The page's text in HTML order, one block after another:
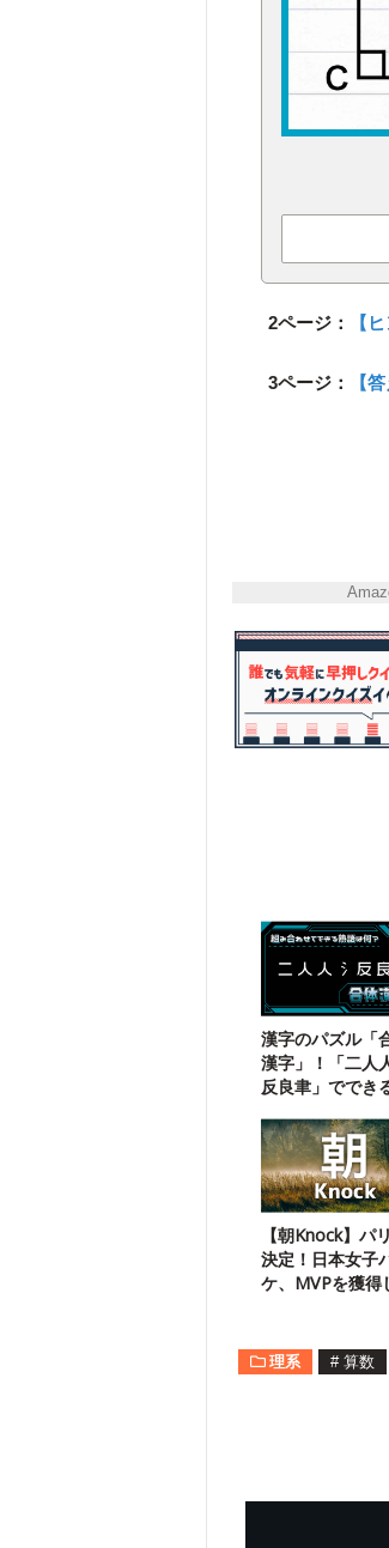
2ページ： 【
3ページ： 【
漢字のパズル「
漢字」！「二人
反良聿」ででき
【朝Knock】パ
決定！日本女子
ケ、MVPを獲得
理系 # 算数